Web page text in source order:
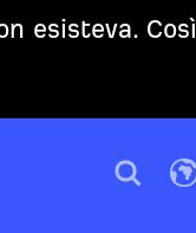
esisteva. Così